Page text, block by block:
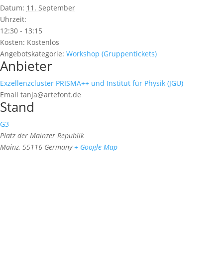
Datum: 11. September
Uhrzeit:
12:30 - 13:15
Kosten: Kostenlos
Angebotskategorie: Workshop (Gruppentickets)
Anbieter
Exzellenzcluster PRISMA++ und Institut für Physik (JGU)
Email tanja@artefont.de
Stand
G3
Platz der Mainzer Republik
Mainz, 55116 Germany + Google Map